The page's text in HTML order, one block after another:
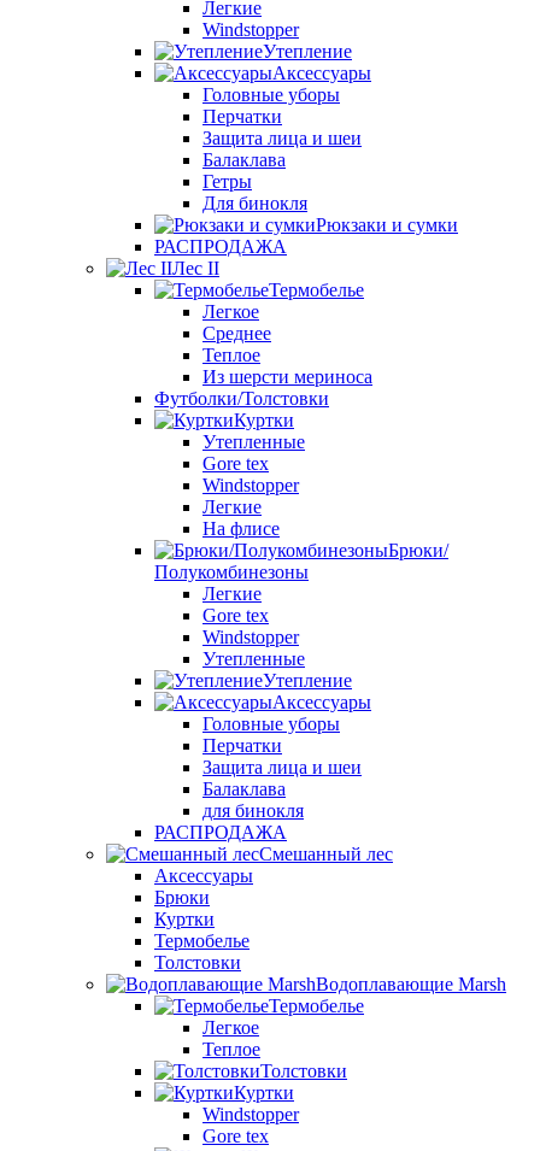
Легкие
Windstopper
Утепление
Аксессуары
Головные уборы
Перчатки
Защита лица и шеи
Балаклава
Гетры
Для бинокля
Рюкзаки и сумки
РАСПРОДАЖА
Лес II
Термобелье
Легкое
Среднее
Теплое
Из шерсти мериноса
Футболки/Толстовки
Куртки
Утепленные
Gore tex
Windstopper
Легкие
На флисе
Брюки/
Полукомбинезоны
Легкие
Gore tex
Windstopper
Утепленные
Утепление
Аксессуары
Головные уборы
Перчатки
Защита лица и шеи
Балаклава
для бинокля
РАСПРОДАЖА
Смешанный лес
Аксессуары
Брюки
Куртки
Термобелье
Толстовки
Водоплавающие Marsh
Термобелье
Легкое
Теплое
Толстовки
Куртки
Windstopper
Gore tex